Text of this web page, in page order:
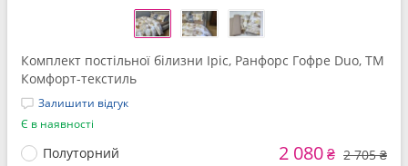
Комплект постільної білизни Іріс, Ранфорс Гофре Duo, ТМ
Комфорт-текстиль
Залишити відгук
Є в наявності
Полуторний 2 080₴ 2 705 ₴